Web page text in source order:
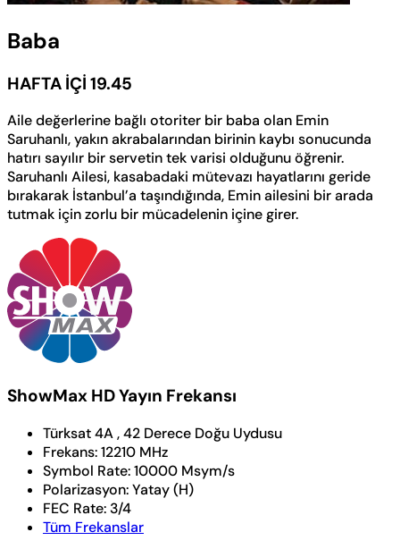
Baba
HAFTA İÇİ 19.45
Aile değerlerine bağlı otoriter bir baba olan Emin
Saruhanlı, yakın akrabalarından birinin kaybı sonucunda
hatırı sayılır bir servetin tek varisi olduğunu öğrenir.
Saruhanlı Ailesi, kasabadaki mütevazı hayatlarını geride
bırakarak İstanbul’a taşındığında, Emin ailesini bir arada
tutmak için zorlu bir mücadelenin içine girer.
ShowMax HD Yayın Frekansı
Türksat 4A , 42 Derece Doğu Uydusu
Frekans:12210 MHz
Symbol Rate:10000 Msym/s
Polarizasyon:Yatay (H)
FEC Rate: 3/4
Tüm Frekanslar